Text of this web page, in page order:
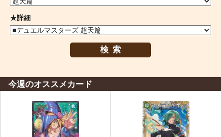
★詳細
検索
今週のオススメカード